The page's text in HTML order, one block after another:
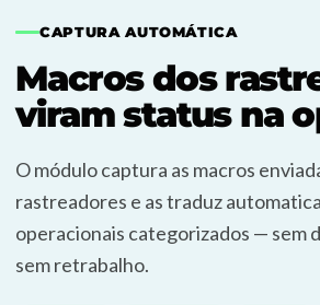
CAPTURA AUTOMÁTICA
Macros dos
viram status na
O módulo captura as macros
rastreadores e as traduz
operacionais categorizados — sem
sem retrabalho.